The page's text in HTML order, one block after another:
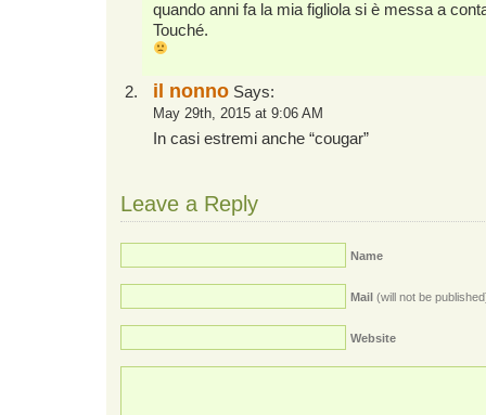
quando anni fa la mia figliola si è messa a
Touché.
il nonno Says:
May 29th, 2015 at 9:06 AM
In casi estremi anche “cougar”
Leave a Reply
Name
Mail (will not be
Website